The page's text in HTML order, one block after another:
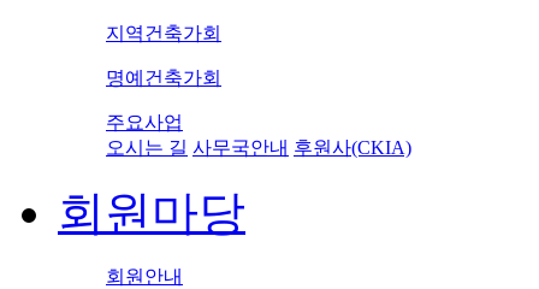
지역건축가회
명예건축가회
주요사업
오시는 길 사무국안내 후원사(CKIA)
회원마당
회원안내